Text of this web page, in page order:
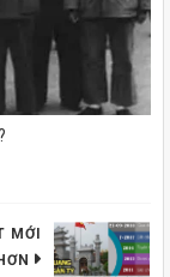
MỚI